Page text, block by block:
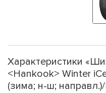
Характеристики
<Hankook> Winter
(зима; н-ш;